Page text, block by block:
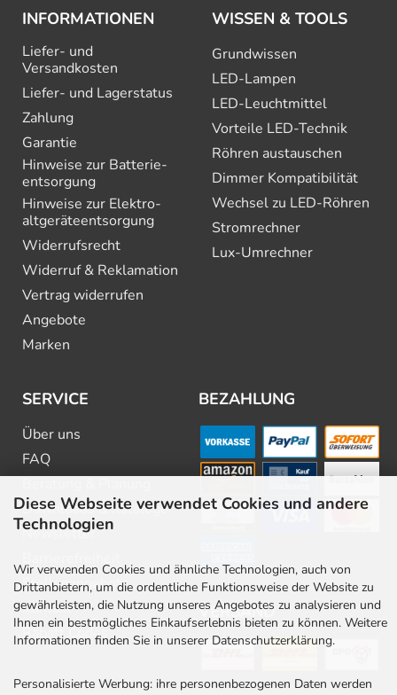
Diese Webseite verwendet Cookies und andere
Technologien
Wir verwenden Cookies und ähnliche Technologien, auch von
Drittanbietern, um die ordentliche Funktionsweise der Website zu
gewährleisten, die Nutzung unseres Angebotes zu analysieren und
Ihnen ein bestmögliches Einkaufserlebnis bieten zu können. Weitere
Informationen finden Sie in unserer Datenschutzerklärung.
Personalisierte Werbung: ihre personenbezogenen Daten werden
INFORMATIONEN
Liefer- und
Versandkosten
Liefer- und Lagerstatus
Zahlung
Garantie
Hinweise zur Batterie­
entsorgung
Hinweise zur Elektro­
altgeräte­entsorgung
Widerrufsrecht
Widerruf & Reklamation
Vertrag widerrufen
Angebote
Marken
WISSEN & TOOLS
Grundwissen
LED-Lampen
LED-Leuchtmittel
Vorteile LED-Technik
Röhren austauschen
Dimmer Kompatibilität
Wechsel zu LED-Röhren
Stromrechner
Lux-Umrechner
SERVICE
Über uns
FAQ
Downloads & Kataloge
Newsletter
Stellenangebote
Kontakt
Rabatt Codes
BEZAHLUNG
VERSAND